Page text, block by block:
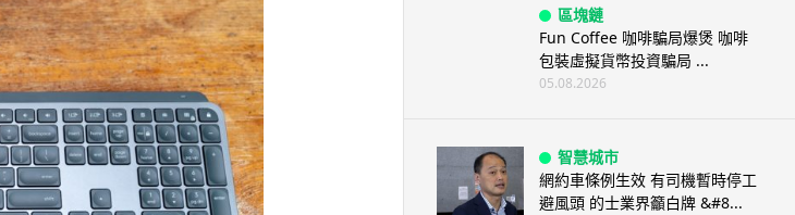
區塊鏈
Fun Coffee 咖啡騙局爆煲 咖啡
包裝虛擬貨幣投資騙局 ...
05.08.2026
智慧城市
網約車條例生效 有司機暫時停工
避風頭 的士業界籲白牌 &#8...